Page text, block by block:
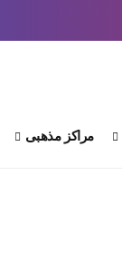
مراکز مذهبی